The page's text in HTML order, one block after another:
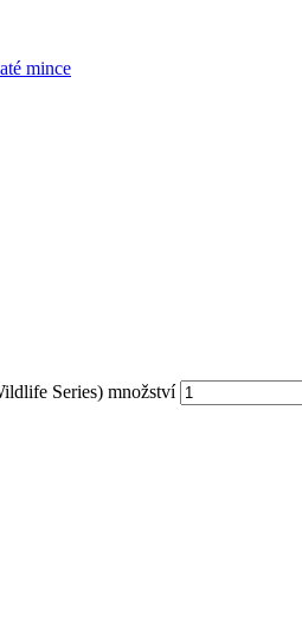
mince
Series) množství